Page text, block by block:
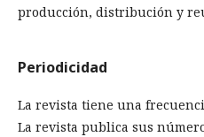
producción, distribución y
Periodicidad
La revista tiene una
La revista publica sus